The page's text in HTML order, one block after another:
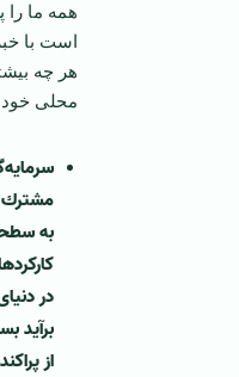
همه ما
است با
هر چه
محلی خود
مشترك
به
در
برآید
از